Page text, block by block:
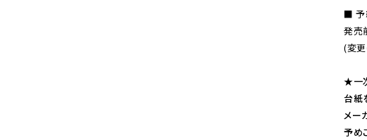
■ 予
発売
(変
★一
台紙
メー
予め